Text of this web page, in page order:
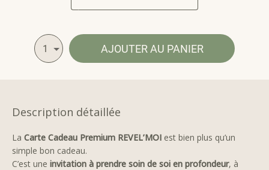
1 AJOUTER AU PANIER
Description détaillée
La Carte Cadeau Premium REVEL’MOI est bien plus qu’un
simple bon cadeau.
C’est une invitation à prendre soin de soi en profondeur, à